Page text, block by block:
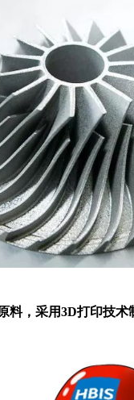
料，采用3D打印技术